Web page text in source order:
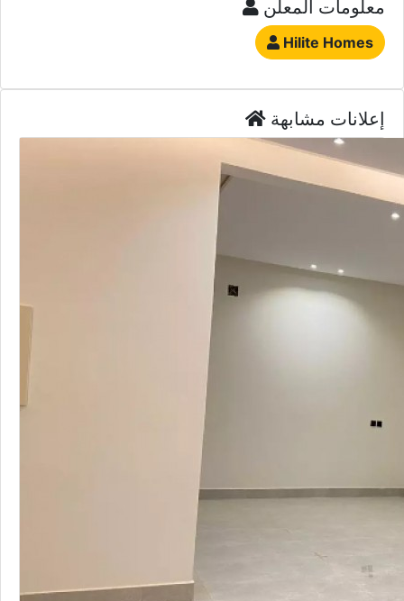
معلومات المعلن
Hilite Homes
إعلانات مشابهة